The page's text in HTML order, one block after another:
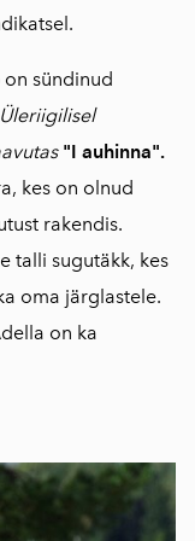
sündinud
Üleriigilisel
"I auhinna".
kes on olnud
rakendis.
talli sugutäkk, kes
oma järglastele.
on ka